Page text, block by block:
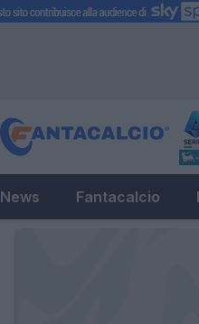
News Fantacalcio